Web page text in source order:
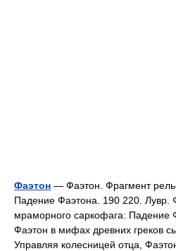
Фаэтон — Фаэтон. Фрагмент
Падение Фаэтона. 190 220. Лувр.
мраморного саркофага: Падение
Фаэтон в мифах древних греков
Управляя колесницей отца,